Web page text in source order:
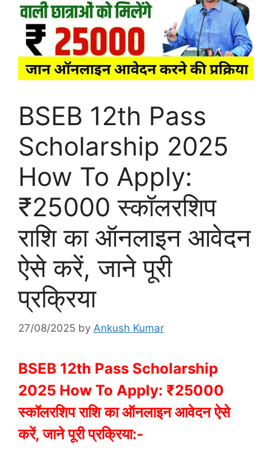
BSEB 12th Pass
Scholarship 2025
How To Apply:
₹25000 स्कॉलरशिप
राशि का ऑनलाइन आवेदन
ऐसे करें, जाने पूरी
प्रक्रिया
27/08/2025 by Ankush Kumar
BSEB 12th Pass Scholarship
2025 How To Apply: ₹25000
स्कॉलरशिप राशि का ऑनलाइन आवेदन ऐसे
करें, जाने पूरी प्रक्रिया:-